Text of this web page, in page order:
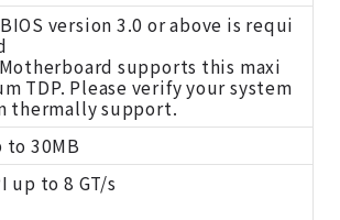
version 3.0 or above is requi
supports this maxi
TDP. Please verify your system
thermally support.
to 30MB
up to 8 GT/s